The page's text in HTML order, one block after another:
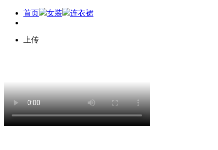
首页 女装 连衣裙
上传